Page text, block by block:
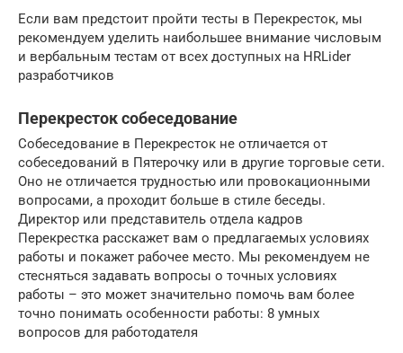
Если вам предстоит пройти тесты в Перекресток, мы
рекомендуем уделить наибольшее внимание числовым
и вербальным тестам от всех доступных на HRLider
разработчиков
Перекресток собеседование
Собеседование в Перекресток не отличается от
собеседований в Пятерочку или в другие торговые сети.
Оно не отличается трудностью или провокационными
вопросами, а проходит больше в стиле беседы.
Директор или представитель отдела кадров
Перекрестка расскажет вам о предлагаемых условиях
работы и покажет рабочее место. Мы рекомендуем не
стесняться задавать вопросы о точных условиях
работы – это может значительно помочь вам более
точно понимать особенности работы: 8 умных
вопросов для работодателя